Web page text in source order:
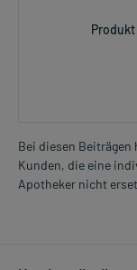
Bei diesen Beiträgen
Kunden, die eine
Apotheker nicht